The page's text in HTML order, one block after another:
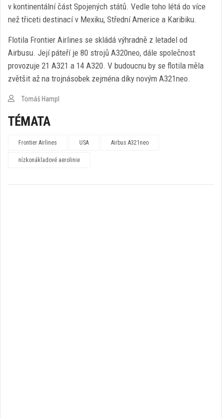
v kontinentální část Spojených států. Vedle toho létá do více
než třiceti destinací v Mexiku, Střední Americe a Karibiku.
Flotila Frontier Airlines se skládá výhradně z letadel od
Airbusu. Její páteří je 80 strojů A320neo, dále společnost
provozuje 21 A321 a 14 A320. V budoucnu by se flotila měla
zvětšit až na trojnásobek zejména díky novým A321neo.
Tomáš Hampl
TÉMATA
Frontier Airlines USA Airbus A321neo
nízkonákladové aerolinie